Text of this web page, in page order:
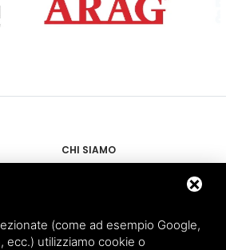
CHI SIAMO
(come ad esempio Google,
ecc.) utilizziamo cookie o